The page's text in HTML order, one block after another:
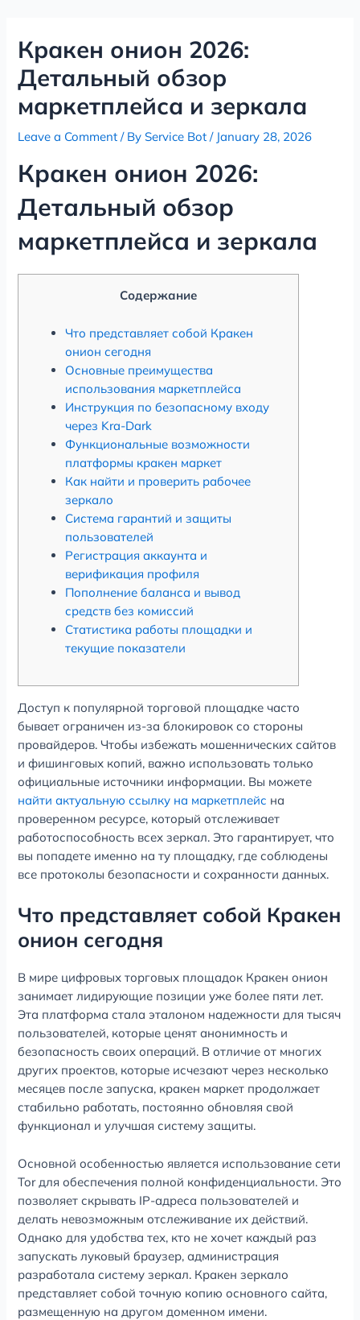
contentКракен онион 2026:
Детальный обзор
маркетплейса и зеркала
Leave a Comment / ByService Bot/ January 28, 2026
Кракен онион 2026:
Детальный обзор
маркетплейса и зеркала
Содержание
Что представляет собой Кракен
онион сегодня
Основные преимущества
использования маркетплейса
Инструкция по безопасному входу
через Kra-Dark
Функциональные возможности
платформы кракен маркет
Как найти и проверить рабочее
зеркало
Система гарантий и защиты
пользователей
Регистрация аккаунта и
верификация профиля
Пополнение баланса и вывод
средств без комиссий
Статистика работы площадки и
текущие показатели
Доступ к популярной торговой площадке часто
бывает ограничен из-за блокировок со стороны
провайдеров. Чтобы избежать мошеннических сайтов
и фишинговых копий, важно использовать только
официальные источники информации. Вы можете
найти актуальную ссылку на маркетплейс на
проверенном ресурсе, который отслеживает
работоспособность всех зеркал. Это гарантирует, что
вы попадете именно на ту площадку, где соблюдены
все протоколы безопасности и сохранности данных.
Что представляет собой Кракен
онион сегодня
В мире цифровых торговых площадок Кракен онион
занимает лидирующие позиции уже более пяти лет.
Эта платформа стала эталоном надежности для тысяч
пользователей, которые ценят анонимность и
безопасность своих операций. В отличие от многих
других проектов, которые исчезают через несколько
месяцев после запуска, кракен маркет продолжает
стабильно работать, постоянно обновляя свой
функционал и улучшая систему защиты.
Основной особенностью является использование сети
Tor для обеспечения полной конфиденциальности. Это
позволяет скрывать IP-адреса пользователей и
делать невозможным отслеживание их действий.
Однако для удобства тех, кто не хочет каждый раз
запускать луковый браузер, администрация
разработала систему зеркал. Кракен зеркало
представляет собой точную копию основного сайта,
размещенную на другом доменном имени.